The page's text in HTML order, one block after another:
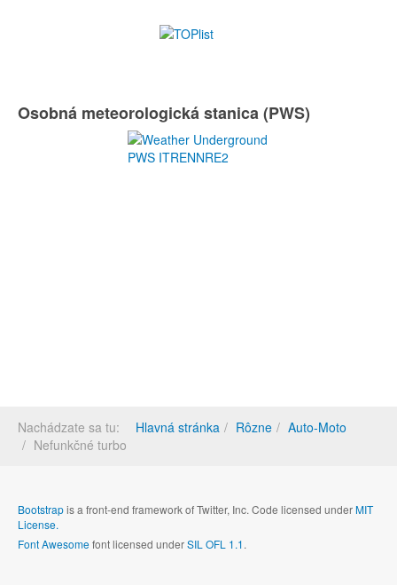
Osobná meteorologická stanica (PWS)
Nachádzate sa tu: Hlavná stránka Rôzne
Auto-Moto
Nefunkčné turbo
Bootstrapis a front-end framework of Twitter, Inc. Code licensed underMIT
License.
Font Awesomefont licensed underSIL OFL 1.1.